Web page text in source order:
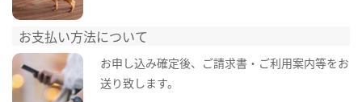
お支払い方法について
お申し込み確定後、ご請求書・ご利用案内等をお
送り致します。